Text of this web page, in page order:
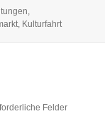
,
, Kulturfahrt
Felder